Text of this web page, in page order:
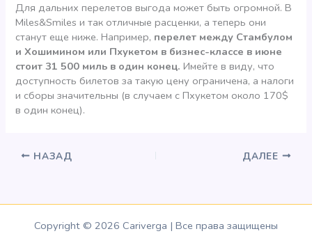
Для дальних перелетов выгода может быть огромной. В
Miles&Smiles и так отличные расценки, а теперь они
станут еще ниже. Например, перелет между Стамбулом
и Хошимином или Пхукетом в бизнес-классе в июне
стоит 31 500 миль в один конец. Имейте в виду, что
доступность билетов за такую цену ограничена, а налоги
и сборы значительны (в случаем с Пхукетом около 170$
в один конец).
НАЗАД ДАЛЕЕ
Copyright © 2026 Cariverga | Все права защищены